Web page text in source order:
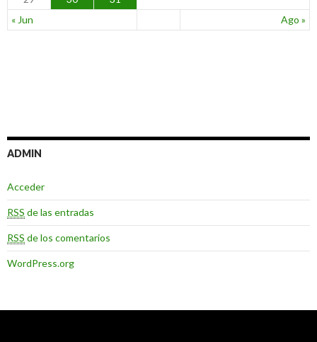
« Jun Ago »
ADMIN
Acceder
RSS de las entradas
RSS de los comentarios
WordPress.org